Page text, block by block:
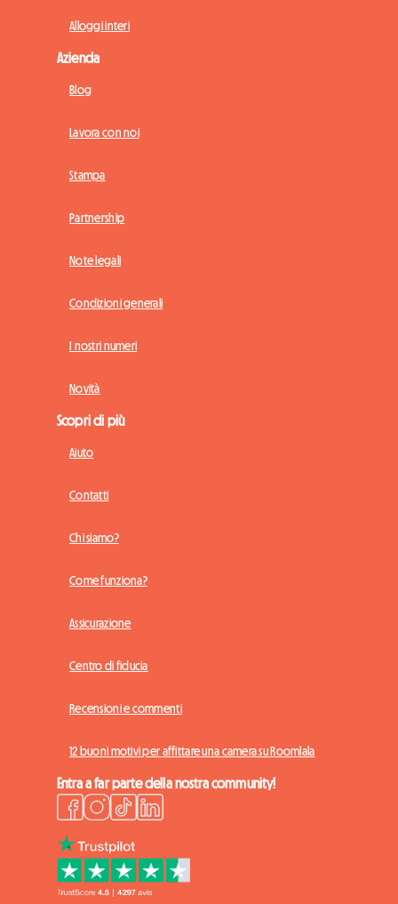
Alloggi interi
Azienda
Blog
Lavora con noi
Stampa
Partnership
Note legali
Condizioni generali
I nostri numeri
Novità
Scopri di più
Aiuto
Contatti
Chi siamo?
Come funziona?
Assicurazione
Centro di fiducia
Recensioni e commenti
12 buoni motivi per affittare una camera su Roomlala
Entra a far parte della nostra community!